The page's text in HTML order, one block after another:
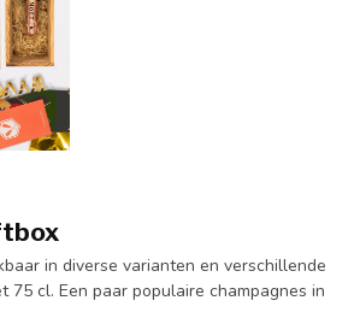
in diverse varianten en verschillende
cl. Een paar populaire champagnes in